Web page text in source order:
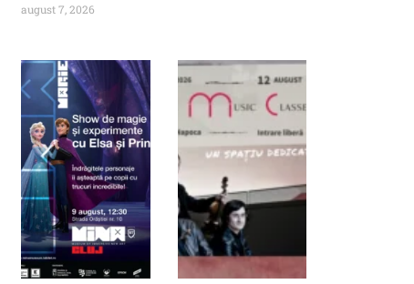
august 7, 2026